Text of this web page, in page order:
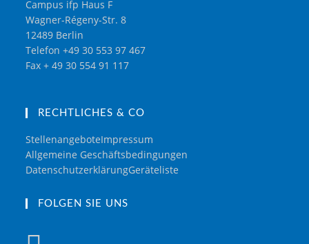
Campus ifp Haus F
Wagner-Régeny-Str. 8
12489 Berlin
Telefon +49 30 553 97 467
Fax + 49 30 554 91 117
RECHTLICHES & CO
StellenangeboteImpressum
Allgemeine Geschäftsbedingungen
DatenschutzerklärungGeräteliste
FOLGEN SIE UNS